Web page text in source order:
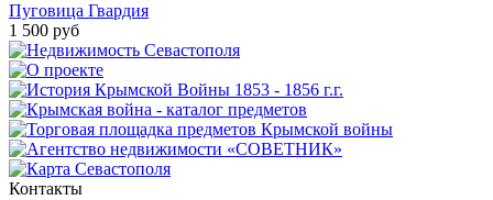
Пуговица Гвардия
1 500 руб
Контакты